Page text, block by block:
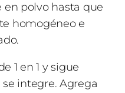
en polvo hasta que
homogéneo e
1 en 1 y sigue
integre. Agrega